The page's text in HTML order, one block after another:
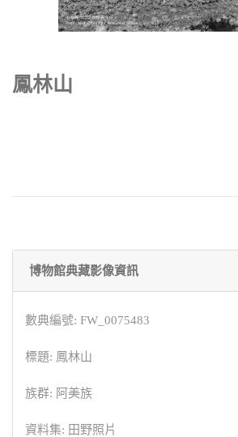
鳳林山
博物館典藏影像資訊
數典編號: FW_0075483
標題: 鳳林山
族群: 阿美族
資料集: 田野照片